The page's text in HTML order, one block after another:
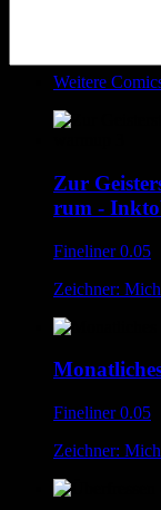
Weitere
Zur
rum -
Fineliner 0.05
Zeichner:
Fineliner 0.05
Zeichner: